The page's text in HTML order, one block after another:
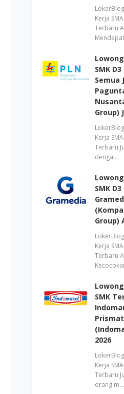
Kerja
Terbaru
SMK
Semua
Group)
Kerja
Terbaru
denga…
SMK
Group)
Kerja
Terbaru
SMK
2026
Kerja
Terbaru
orang m…